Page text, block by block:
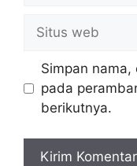
Situs
web
Simpan
pada
berikutnya.